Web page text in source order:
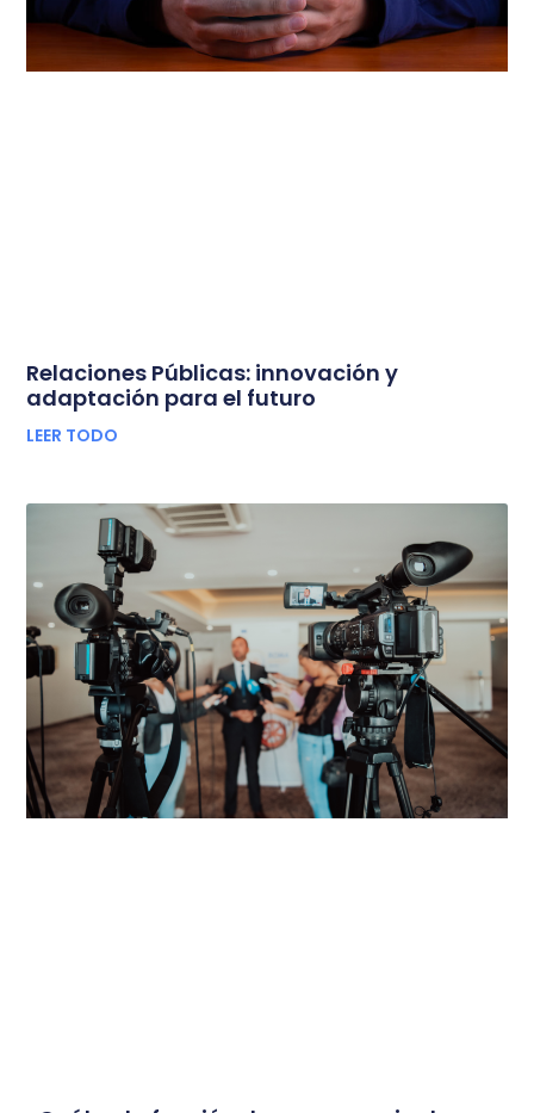
Relaciones Públicas: innovación y
adaptación para el futuro
LEER TODO